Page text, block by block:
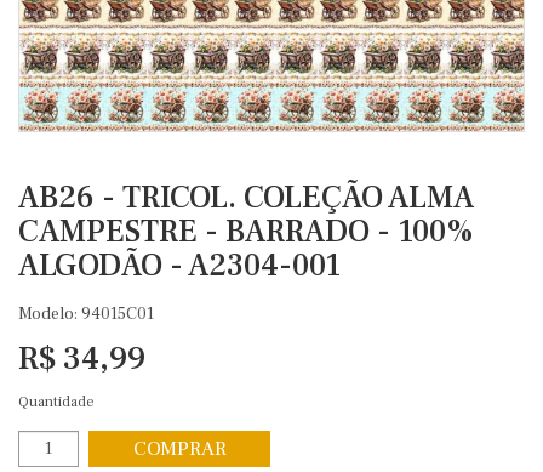
AB26 - TRICOL. COLEÇÃO ALMA
CAMPESTRE - BARRADO - 100%
ALGODÃO - A2304-001
Modelo: 94015C01
R$ 34,99
Quantidade
COMPRAR